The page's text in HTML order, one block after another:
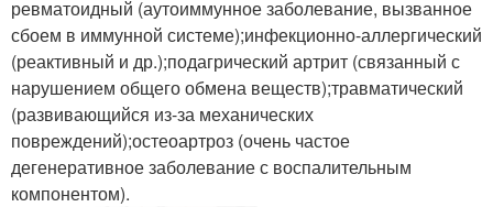
ревматоидный (аутоиммунное заболевание, вызванное
сбоем в иммунной системе);инфекционно-аллергический
(реактивный и др.);подагрический артрит (связанный с
нарушением общего обмена веществ);травматический
(развивающийся из-за механических
повреждений);остеоартроз (очень частое
дегенеративное заболевание с воспалительным
компонентом).